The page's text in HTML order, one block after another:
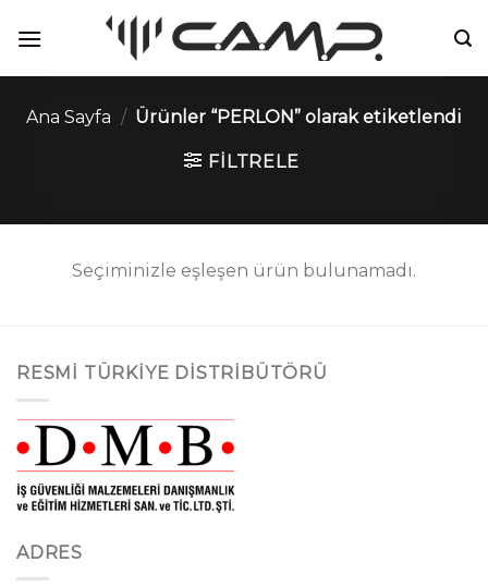
atla
Ana Sayfa / Ürünler “PERLON” olarak etiketlendi
FILTRELE
Seçiminizle eşleşen ürün bulunamadı.
RESMI TÜRKIYE DISTRIBÜTÖRÜ
ADRES